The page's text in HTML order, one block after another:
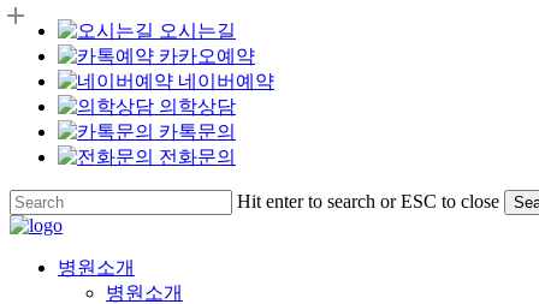
오시는길
카카오예약
네이버예약
의학상담
카톡문의
전화문의
Skip
to
main
content
Hit enter to search or ESC to close
Close
Menu
병원소개
병원소개